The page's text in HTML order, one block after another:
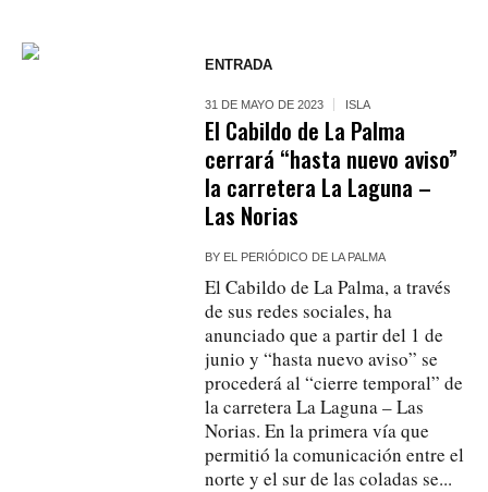
ENTRADA
31 DE MAYO DE 2023 ISLA
El Cabildo de La Palma
cerrará “hasta nuevo aviso”
la carretera La Laguna –
Las Norias
BY EL PERIÓDICO DE LA PALMA
El Cabildo de La Palma, a través
de sus redes sociales, ha
anunciado que a partir del 1 de
junio y “hasta nuevo aviso” se
procederá al “cierre temporal” de
la carretera La Laguna – Las
Norias. En la primera vía que
permitió la comunicación entre el
norte y el sur de las coladas se...